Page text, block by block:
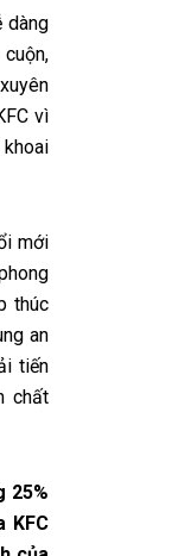
dàng
vì
mới
thúc
an
tiến
chất
25%
KFC